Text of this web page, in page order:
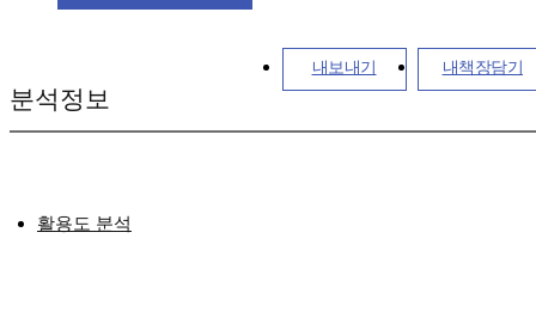
내보내기 내책장담기
분석정보
활용도 분석